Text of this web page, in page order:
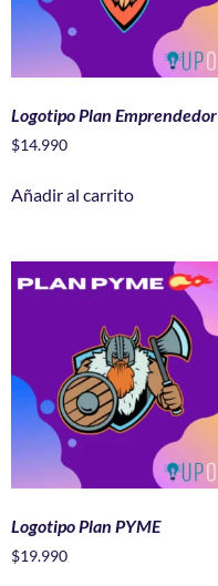
Logotipo Plan Emprendedor
$14.990
Añadir al carrito
Logotipo Plan PYME
$19.990